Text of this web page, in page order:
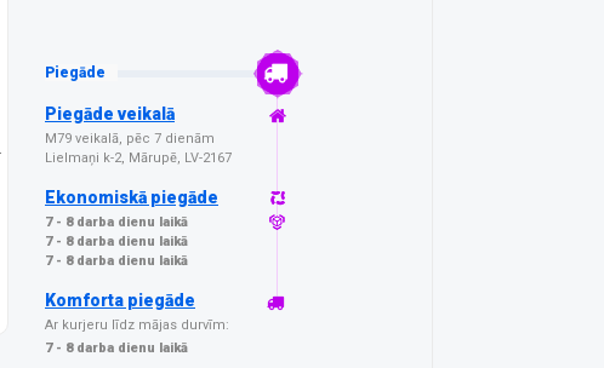
Piegāde
Piegāde veikalā
M79 veikalā, pēc 7 dienām
Lielmaņi k-2, Mārupē, LV-2167
Ekonomiskā piegāde
7 - 8 darba dienu laikā
7 - 8 darba dienu laikā
7 - 8 darba dienu laikā
Komforta piegāde
Ar kurjeru līdz mājas durvīm:
7 - 8 darba dienu laikā